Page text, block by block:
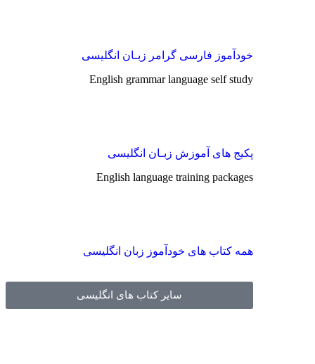
خودآموز فارسی گرامر زبـان انگلیسی
English grammar language self study
پکیج های آموزش زبـان انگلیسی
English language training packages
همه کتاب های خودآموز زبان انگلیسی
سایر کتاب های انگلیسی